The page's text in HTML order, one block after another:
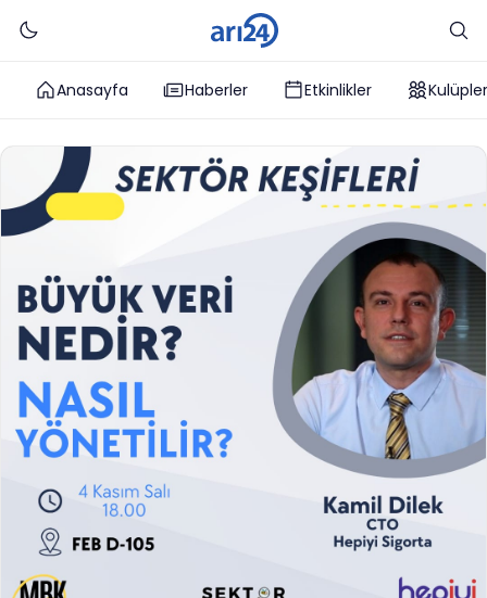
Anasayfa Haberler Etkinlikler Kulüpler